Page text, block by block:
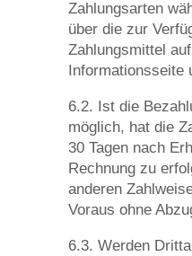
Zahlungsarten
über die zur
Zahlungsmittel
Informationsseite
6.2. Ist die
möglich, hat die
30 Tagen nach
Rechnung zu
anderen
Voraus ohne
6.3. Werden